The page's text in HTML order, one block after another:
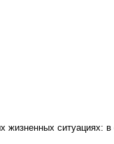
жизненных ситуациях: